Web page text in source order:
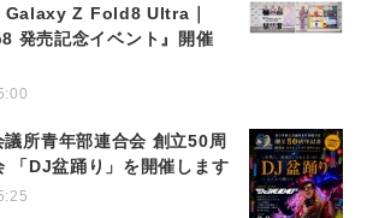
Galaxy Z Fold8 Ultra｜
発売記念イベント』開催
所青年部連合会 創立50周
「DJ盆踊り」を開催します